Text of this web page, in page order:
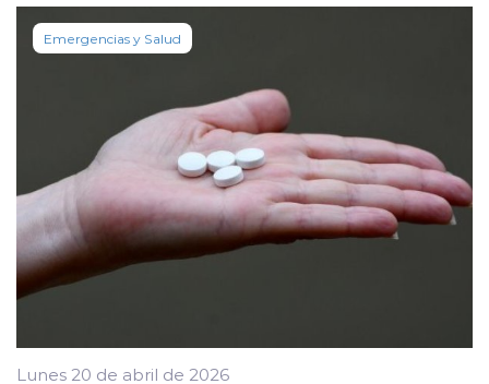
Emergencias y Salud
Lunes 20 de abril de 2026